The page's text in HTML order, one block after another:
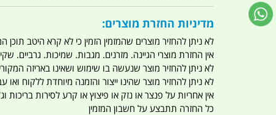
מדיניות החזרת מוצרים:
לא ניתן להחזיר מוצרים שהמזמין הזמין כי לא קרא היטב
אין החזרת מוצרי הגיינה. מזרנים. מגבות. שמיכות. גרביים.
לא ניתן להחזיר מוצר שנעשה בו שימוש ושאינו באריזה
לא ניתן להחזיר מוצר שהינו ייצור והזמנה מיוחדת ללקוח
אין אחריות על פנצר או נזק או פיצוץ או קרע לסירות בריכות
כל החזרה תתבצע על חשבון המזמין